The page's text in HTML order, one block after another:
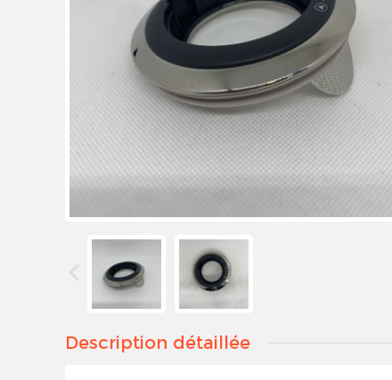
Description détaillée